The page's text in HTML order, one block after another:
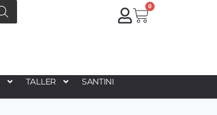
0
TALLER SANTINI